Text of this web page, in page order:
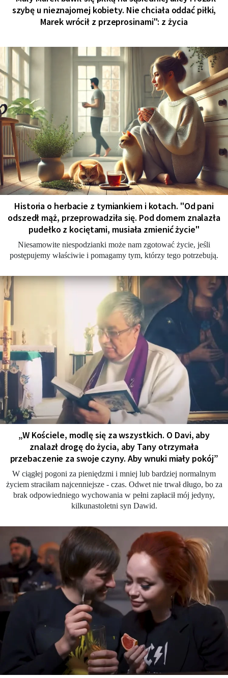
szybę u nieznajomej kobiety. Nie chciała oddać piłki,
Marek wrócił z przeprosinami": z życia
Historia o herbacie z tymiankiem i kotach. "Od pani
odszedł mąż, przeprowadziła się. Pod domem znalazła
pudełko z kociętami, musiała zmienić życie"
Niesamowite niespodzianki może nam zgotować życie, jeśli
postępujemy właściwie i pomagamy tym, którzy tego potrzebują.
„W Kościele, modlę się za wszystkich. O Davi, aby
znalazł drogę do życia, aby Tany otrzymała
przebaczenie za swoje czyny. Aby wnuki miały pokój”
W ciągłej pogoni za pieniędzmi i mniej lub bardziej normalnym
życiem straciłam najcenniejsze - czas. Odwet nie trwał długo, bo za
brak odpowiedniego wychowania w pełni zapłacił mój jedyny,
kilkunastoletni syn Dawid.